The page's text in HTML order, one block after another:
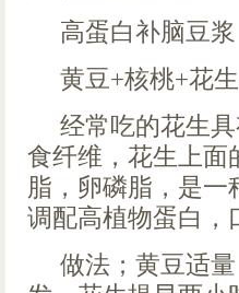
高蛋白补脑豆浆
黄豆+核桃+花
经常吃的花生
食纤维，花生上面
脂，卵磷脂，是
调配高植物蛋白，
做法；黄豆适